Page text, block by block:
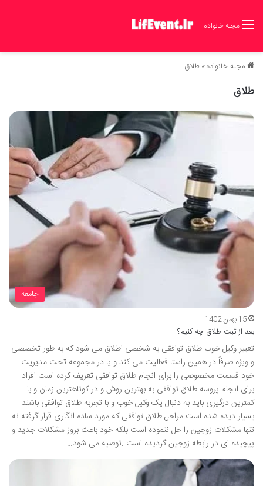
مجله خانواده
مجله خانواده» طلاق
طلاق
جامعه
15 بهمن 1402
بعد از ثبت طلاق چه کنیم؟
تعبیر وکیل خوب طلاق توافقی به شخصی اطلاق می شود که به طور تخصصی
و ویژه صرفاً در همین راستا فعالیت می کند و یا در مجموعه تحت مدیریت
خود قسمت مخصوصی را برای انجام طلاق توافقی تعریف کرده است.افراد
برای انجام پروسه طلاق توافقی به بهترین روش و در کوتاهترین زمان و با
کمترین درگیری باید به دنبال یک وکیل خوب و با تجربه طلاق توافقی باشند.
بسیار دیده شده است مراحل طلاق توافقی که مورد ساده انگاری قرار گرفته نه
تنها مشکلات زوجین را حل ننموده است بلکه خود باعث بروز مشکلات جدید و
پیچیده ای در رابطه زوجین گردیده است .توصیه می شود…